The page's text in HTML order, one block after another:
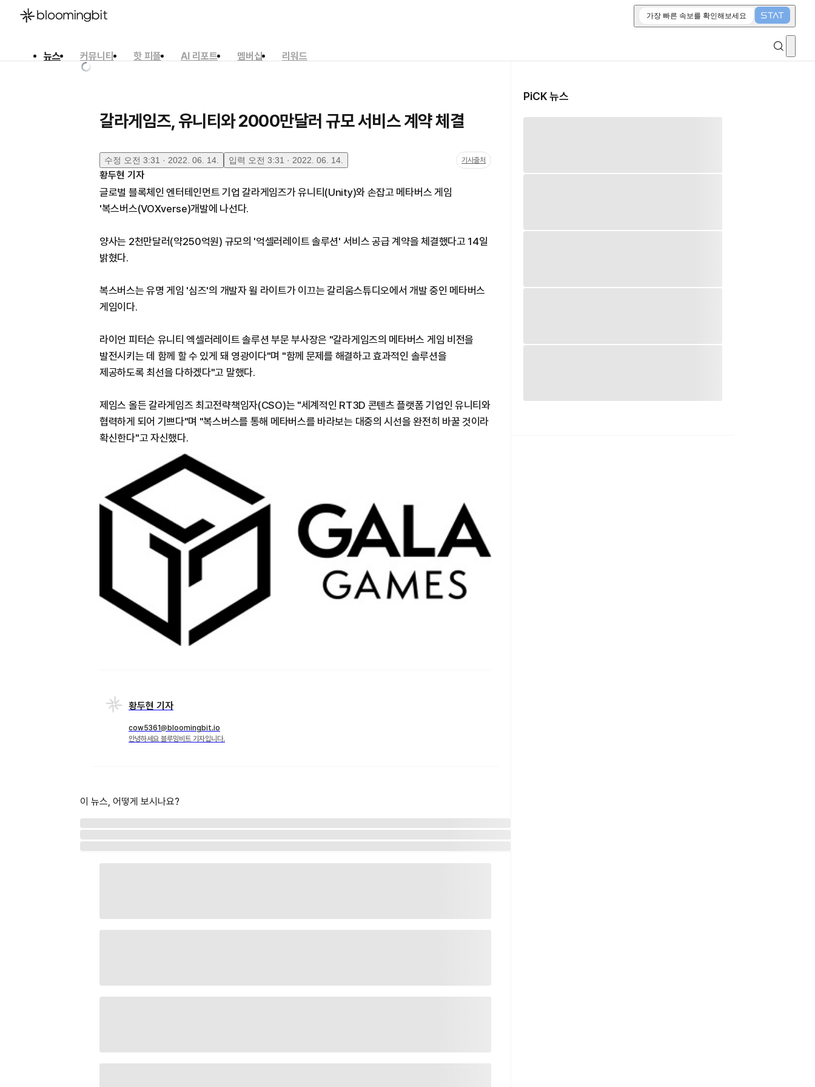
가장 빠른 속보를 확인해보세요
뉴스 커뮤니티 핫 피플 AI 리포트 멤버십
리워드
갈라게임즈, 유니티와 2000만달러 규모 서비스 계약 체결
수정 오전 3:31 · 2022. 06. 14. 입력 오전 3:31 · 2022. 06. 14. 기사출처
황두현 기자
글로벌 블록체인 엔터테인먼트 기업 갈라게임즈가 유니티(Unity)와 손잡고 메타버스 게임
'복스버스(VOXverse)개발에 나선다.
양사는 2천만달러(약250억원) 규모의 '억셀러레이트 솔루션' 서비스 공급 계약을 체결했다고 14일
밝혔다.
복스버스는 유명 게임 '심즈'의 개발자 윌 라이트가 이끄는 갈리움스튜디오에서 개발 중인 메타버스
게임이다.
라이언 피터슨 유니티 엑셀러레이트 솔루션 부문 부사장은 "갈라게임즈의 메타버스 게임 비전을
발전시키는 데 함께 할 수 있게 돼 영광이다"며 "함께 문제를 해결하고 효과적인 솔루션을
제공하도록 최선을 다하겠다"고 말했다.
제임스 올든 갈라게임즈 최고전략책임자(CSO)는 "세계적인 RT3D 콘텐츠 플랫폼 기업인 유니티와
협력하게 되어 기쁘다"며 "복스버스를 통해 메타버스를 바라보는 대중의 시선을 완전히 바꿀 것이라
확신한다"고 자신했다.
황두현 기자
cow5361@bloomingbit.io
안녕하세요 블루밍비트 기자입니다.
이 뉴스, 어떻게 보시나요?
PiCK 뉴스